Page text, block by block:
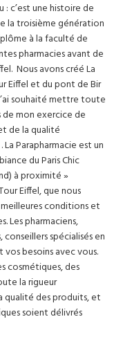
c’est une histoire de
la troisième génération
à la faculté de
pharmacies avant de
Nous avons créé La
Eiffelet du pont de Bir
souhaité mettre toute
mon exercice de
de la qualité
Parapharmacie est un
du Paris Chic
à proximité »
Eiffel, que nous
conditions et
Les pharmaciens,
spécialisés en
besoins avec vous.
cosmétiques, des
la rigueur
qualité des produits, et
soient délivrés